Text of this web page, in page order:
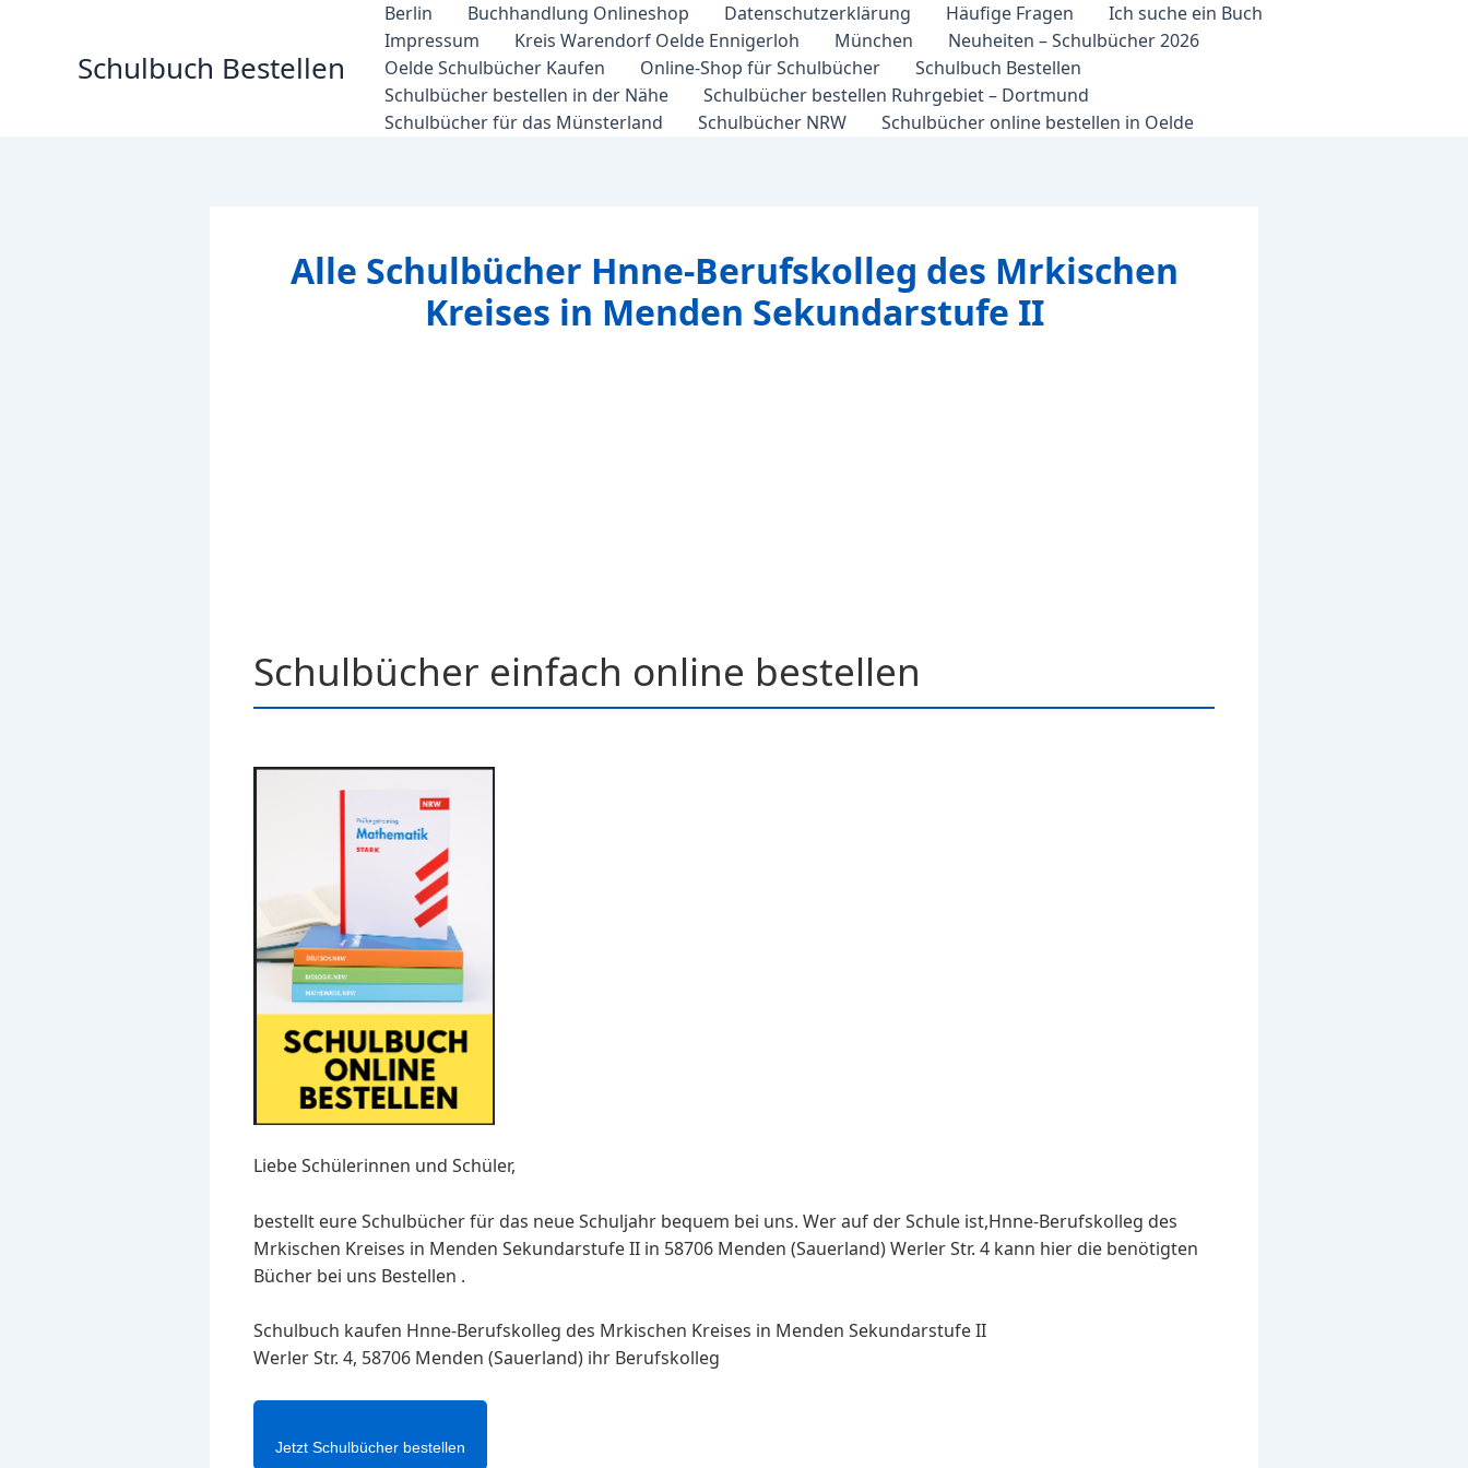
Schulbuch Bestellen
Berlin Buchhandlung Onlineshop Datenschutzerklärung Häufige Fragen
Ich suche ein Buch
Impressum
Kreis Warendorf Oelde Ennigerloh München
Neuheiten – Schulbücher 2026
Oelde Schulbücher Kaufen
Online-Shop für Schulbücher
Schulbuch Bestellen
Schulbücher bestellen in der Nähe
Schulbücher bestellen Ruhrgebiet – Dortmund
Schulbücher für das Münsterland
Schulbücher NRW Schulbücher online bestellen in Oelde
Alle Schulbücher Hnne-Berufskolleg des Mrkischen
Kreises in Menden Sekundarstufe II
Schulbücher einfach online bestellen
Liebe Schülerinnen und Schüler,
bestellt eure Schulbücher für das neue Schuljahr bequem bei uns. Wer auf der Schule ist,Hnne-Berufskolleg des
Mrkischen Kreises in Menden Sekundarstufe II in 58706 Menden (Sauerland) Werler Str. 4 kann hier die benötigten
Bücher bei uns Bestellen .
Schulbuch kaufen Hnne-Berufskolleg des Mrkischen Kreises in Menden Sekundarstufe II
Werler Str. 4, 58706 Menden (Sauerland) ihr Berufskolleg
Jetzt Schulbücher bestellen